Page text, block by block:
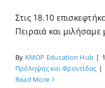
Στις 18.10
Πειραιά και μιλήσαμε
By KMOP Education Hub |
Πρόληψης και Φροντίδας |
Read More